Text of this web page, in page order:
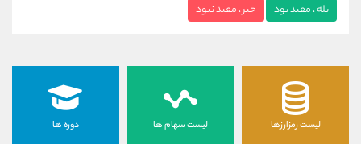
بله ، مفید بود خیر ، مفید نبود
لیست رمزارزها لیست سهام ها دوره ها